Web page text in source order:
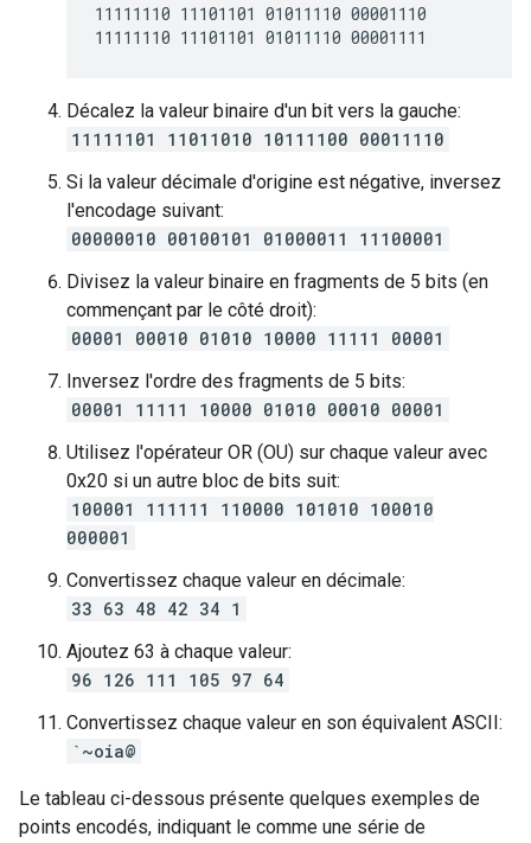
11111110 11101101 01011110 00001110
Décalez la valeur binaire d'un bit vers la gauche:
11111101 11011010 10111100 00011110
Si la valeur décimale d'origine est négative, inversez
l'encodage suivant:
00000010 00100101 01000011 11100001
Divisez la valeur binaire en fragments de 5 bits (en
commençant par le côté droit):
00001 00010 01010 10000 11111 00001
Inversez l'ordre des fragments de 5 bits:
00001 11111 10000 01010 00010 00001
Utilisez l'opérateur OR (OU) sur chaque valeur avec
0x20 si un autre bloc de bits suit:
100001 111111 110000 101010 100010
000001
Convertissez chaque valeur en décimale:
33 63 48 42 34 1
Ajoutez 63 à chaque valeur:
96 126 111 105 97 64
Convertissez chaque valeur en son équivalent ASCII:
`~oia@
Le tableau ci-dessous présente quelques exemples de
points encodés, indiquant le comme une série de